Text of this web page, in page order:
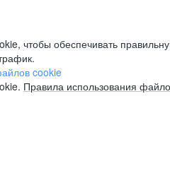
чтобы обеспечивать
cookie
Правила использования